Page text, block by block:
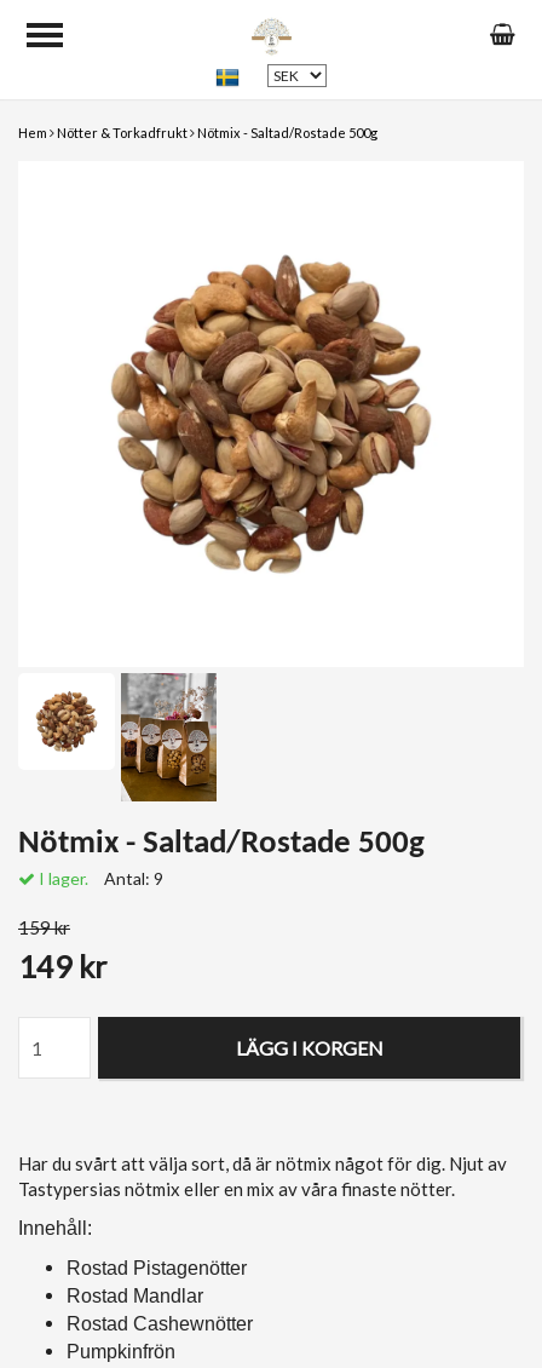
Hem Nötter & Torkadfrukt Nötmix - Saltad/Rostade 500g
Nötmix - Saltad/Rostade 500g
I lager. Antal: 9
159 kr
149 kr
LÄGG I KORGEN
Har du svårt att välja sort, då är nötmix något för dig. Njut av
Tastypersias nötmix eller en mix av våra finaste nötter.
Innehåll:
Rostad Pistagenötter
Rostad Mandlar
Rostad Cashewnötter
Pumpkinfrön